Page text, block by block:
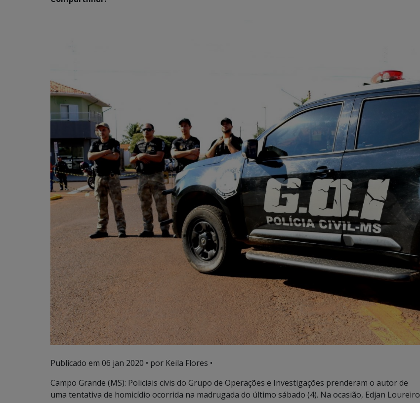
Publicado em 06 jan 2020 • por Keila Flores •
Campo Grande (MS): Policiais civis do Grupo de Operações e Investigações prenderam o autor de
uma tentativa de homicídio ocorrida na madrugada do último sábado (4). Na ocasião, Edjan Loureiro